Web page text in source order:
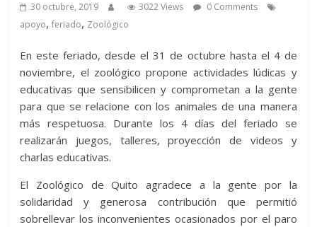
30 octubre, 2019 3022 Views
0 Comments
apoyo,feriado, Zoológico
En este feriado, desde el 31 de octubre hasta el 4 de
noviembre, el zoológico propone actividades lúdicas y
educativas que sensibilicen y comprometan a la gente
para que se relacione con los animales de una manera
más respetuosa. Durante los 4 días del feriado se
realizarán juegos, talleres, proyección de videos y
charlas educativas.
El Zoológico de Quito agradece a la gente por la
solidaridad y generosa contribución que permitió
sobrellevar los inconvenientes ocasionados por el paro